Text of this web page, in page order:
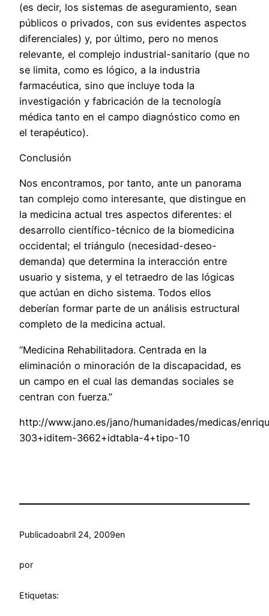
(es decir, los sistemas de aseguramiento, sean
públicos o privados, con sus evidentes aspectos
diferenciales) y, por último, pero no menos
relevante, el complejo industrial-sanitario (que no
se limita, como es lógico, a la industria
farmacéutica, sino que incluye toda la
investigación y fabricación de la tecnología
médica tanto en el campo diagnóstico como en
el terapéutico).
Conclusión
Nos encontramos, por tanto, ante un panorama
tan complejo como interesante, que distingue en
la medicina actual tres aspectos diferentes: el
desarrollo científico-técnico de la biomedicina
occidental; el triángulo (necesidad-deseo-
demanda) que determina la interacción entre
usuario y sistema, y el tetraedro de las lógicas
que actúan en dicho sistema. Todos ellos
deberían formar parte de un análisis estructural
completo de la medicina actual.
“Medicina Rehabilitadora. Centrada en la
eliminación o minoración de la discapacidad, es
un campo en el cual las demandas sociales se
centran con fuerza.”
http://www.jano.es/jano/humanidades/medicas/
303+iditem-3662+idtabla-4+tipo-10
Publicadoabril 24, 2009en
por
Etiquetas: